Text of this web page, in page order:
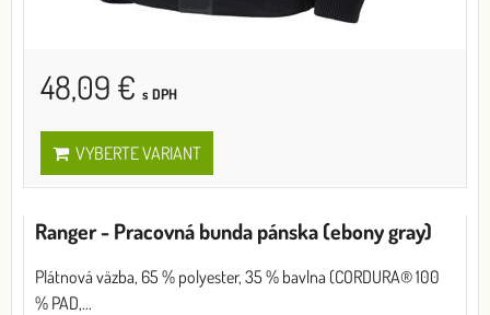
48,09 € s DPH
VYBERTE VARIANT
Ranger - Pracovná bunda pánska (ebony gray)
Plátnová väzba, 65 % polyester, 35 % bavlna (CORDURA® 100
% PAD,...